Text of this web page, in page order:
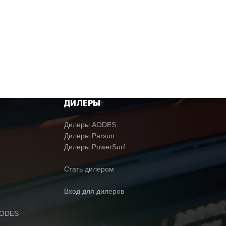
ДИЛЕРЫ
Дилеры AODES
Дилеры Parsun
Дилеры PowerSurf
Стать дилером
Вход для дилеров